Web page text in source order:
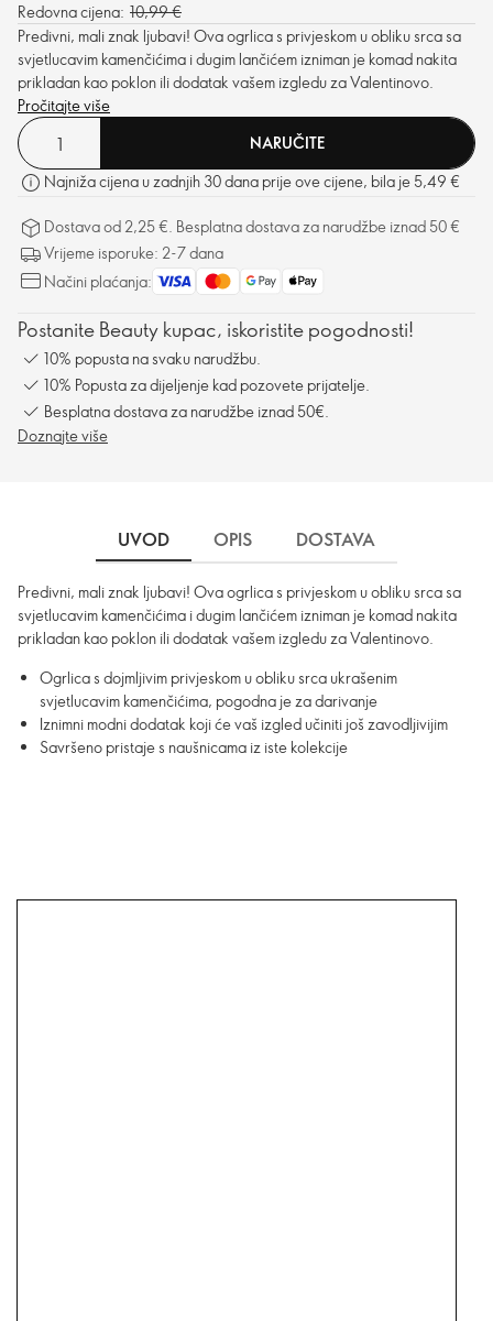
Redovna cijena: 10,99 €
Predivni, mali znak ljubavi! Ova ogrlica s privjeskom u obliku srca sa
svjetlucavim kamenčićima i dugim lančićem izniman je komad nakita
prikladan kao poklon ili dodatak vašem izgledu za Valentinovo.
Pročitajte više
NARUČITE
Najniža cijena u zadnjih 30 dana prije ove cijene, bila je 5,49 €
Dostava od 2,25 €. Besplatna dostava za narudžbe iznad 50 €
Vrijeme isporuke: 2-7 dana
Načini plaćanja:
Postanite Beauty kupac, iskoristite pogodnosti!
10% popusta na svaku narudžbu.
10% Popusta za dijeljenje kad pozovete prijatelje.
Besplatna dostava za narudžbe iznad 50€.
Doznajte više
UVOD OPIS DOSTAVA
Predivni, mali znak ljubavi! Ova ogrlica s privjeskom u obliku srca sa
svjetlucavim kamenčićima i dugim lančićem izniman je komad nakita
prikladan kao poklon ili dodatak vašem izgledu za Valentinovo.
Ogrlica s dojmljivim privjeskom u obliku srca ukrašenim
svjetlucavim kamenčićima, pogodna je za darivanje
Iznimni modni dodatak koji će vaš izgled učiniti još zavodljivijim
Savršeno pristaje s naušnicama iz iste kolekcije